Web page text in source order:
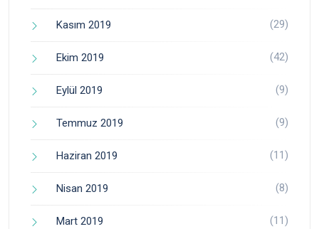
Kasım 2019 (29)
Ekim 2019 (42)
Eylül 2019 (9)
Temmuz 2019 (9)
Haziran 2019 (11)
Nisan 2019 (8)
Mart 2019 (11)